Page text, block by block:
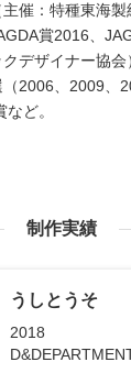
催：特種東海製
賞2016、
デザイナー協会
2006、2009、
ど。
制作実績
うしとうそ
2018